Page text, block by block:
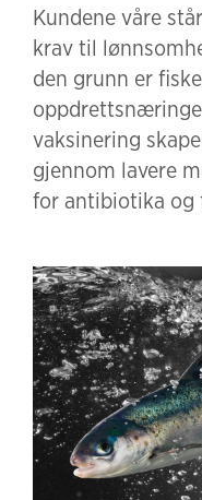
Kundene våre
krav til
den grunn er
vaksinering
gjennom lavere
for antibiotika og